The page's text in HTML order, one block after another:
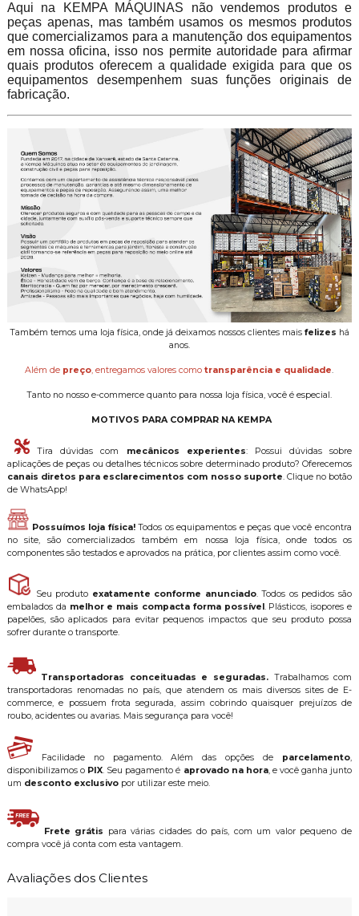
Aqui na KEMPA MÁQUINAS não vendemos produtos e
peças apenas, mas também usamos os mesmos produtos
que comercializamos para a manutenção dos equipamentos
em nossa oficina, isso nos permite autoridade para afirmar
quais produtos oferecem a qualidade exigida para que os
equipamentos desempenhem suas funções originais de
fabricação.
Também temos uma loja física, onde já deixamos nossos clientes mais felizes há
anos.
Além de preço, entregamos valores comotransparência e qualidade.
Tanto no nosso e-commerce quanto para nossa loja física, você é especial.
MOTIVOS PARA COMPRAR NA KEMPA
Tira dúvidas com mecânicos experientes: Possui dúvidas sobre
aplicações de peças ou detalhes técnicos sobre determinado produto? Oferecemos
canais diretos para esclarecimentos com nosso suporte. Clique no botão
de WhatsApp!
Possuímos loja física!Todos os equipamentos e peças que você encontra
no site, são comercializados também em nossa loja física, onde todos os
componentes são testados e aprovados na prática, por clientes assim como você.
Seu produto exatamente conforme anunciado. Todos os pedidos são
embalados da melhor e mais compacta forma possível . Plásticos, isopores e
papelões, são aplicados para evitar pequenos impactos que seu produto possa
sofrer durante o transporte.
Transportadoras conceituadas e seguradas. Trabalhamos com
transportadoras renomadas no país, que atendem os mais diversos sites de E-
commerce, e possuem frota segurada, assim cobrindo quaisquer prejuízos de
roubo, acidentes ou avarias. Mais segurança para você!
Facilidade no pagamento. Além das opções de parcelamento,
disponibilizamos o PIX. Seu pagamento é aprovado na hora, e você ganha junto
um desconto exclusivopor utilizar este meio.
Frete grátis para várias cidades do país, com um valor pequeno de
compra você já conta com esta vantagem.
Avaliações dos Clientes